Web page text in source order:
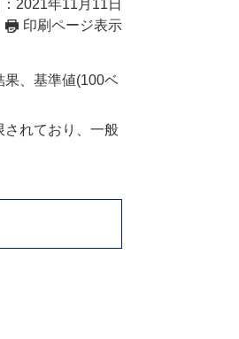
2021年11月11日
印刷ページ表示
、基準値(100ベ
れており、一般